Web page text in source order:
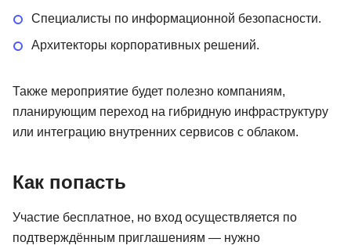
Специалисты по информационной безопасности.
Архитекторы корпоративных решений.
Также мероприятие будет полезно компаниям,
планирующим переход на гибридную инфраструктуру
или интеграцию внутренних сервисов с облаком.
Как попасть
Участие бесплатное, но вход осуществляется по
подтверждённым приглашениям — нужно